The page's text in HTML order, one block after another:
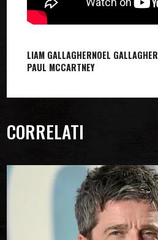
LIAM GALLAGHERNOEL GALLAGHER
PAUL MCCARTNEY
CORRELATI